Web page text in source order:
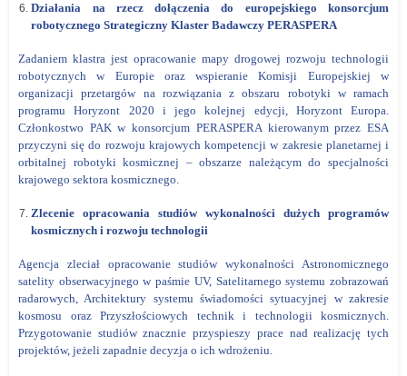
Działania na rzecz dołączenia do europejskiego konsorcjum
robotycznego Strategiczny Klaster Badawczy PERASPERA
Zadaniem klastra jest opracowanie mapy drogowej rozwoju technologii
robotycznych w Europie oraz wspieranie Komisji Europejskiej w
organizacji przetargów na rozwiązania z obszaru robotyki w ramach
programu Horyzont 2020 i jego kolejnej edycji, Horyzont Europa.
Członkostwo PAK w konsorcjum PERASPERA kierowanym przez ESA
przyczyni się do rozwoju krajowych kompetencji w zakresie planetarnej i
orbitalnej robotyki kosmicznej – obszarze należącym do specjalności
krajowego sektora kosmicznego.
Zlecenie opracowania studiów wykonalności dużych programów
kosmicznych i rozwoju technologii
Agencja zleciał opracowanie studiów wykonalności Astronomicznego
satelity obserwacyjnego w paśmie UV, Satelitarnego systemu zobrazowań
radarowych, Architektury systemu świadomości sytuacyjnej w zakresie
kosmosu oraz Przyszłościowych technik i technologii kosmicznych.
Przygotowanie studiów znacznie przyspieszy prace nad realizację tych
projektów, jeżeli zapadnie decyzja o ich wdrożeniu.